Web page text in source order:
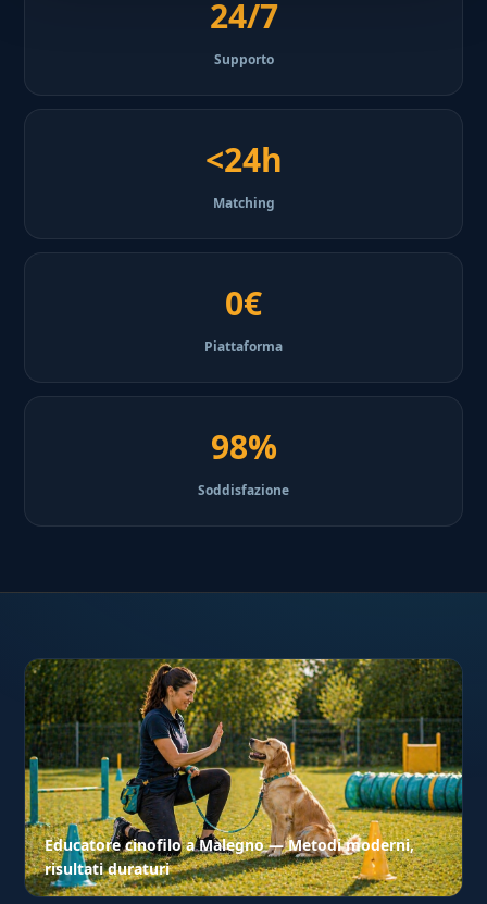
24/7
Supporto
<24h
Matching
0€
Piattaforma
98%
Soddisfazione
Educatore cinofilo a Malegno — Metodi moderni,
risultati duraturi